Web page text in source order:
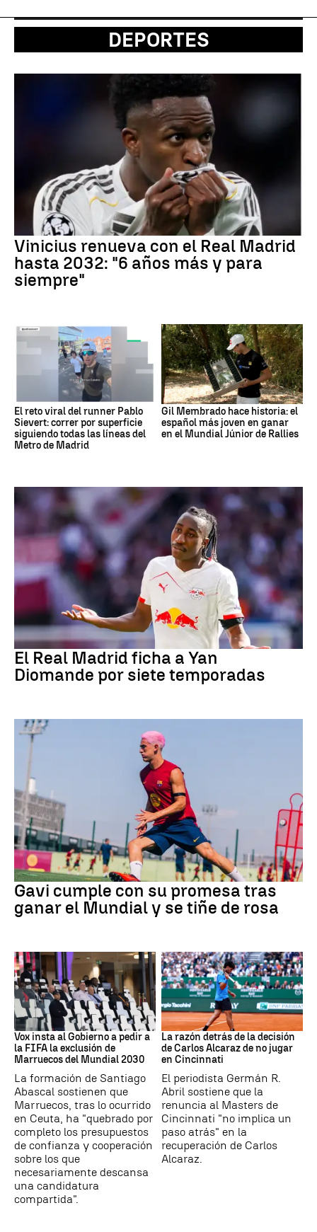
DEPORTES
Vinicius renueva con el Real Madrid
hasta 2032: "6 años más y para
siempre"
El reto viral del runner Pablo
Sievert: correr por superficie
siguiendo todas las líneas del
Metro de Madrid
Gil Membrado hace historia: el
español más joven en ganar
en el Mundial Júnior de Rallies
Fútbol
El Real Madrid ficha a Yan
Diomande por siete temporadas
Fútbol
Gavi cumple con su promesa tras
ganar el Mundial y se tiñe de rosa
Mundial 2030
Vox insta al Gobierno a pedir a
la FIFA la exclusión de
Marruecos del Mundial 2030
La formación de Santiago
Abascal sostienen que
Marruecos, tras lo ocurrido
en Ceuta, ha "quebrado por
completo los presupuestos
de confianza y cooperación
sobre los que
necesariamente descansa
una candidatura
compartida".
Tenis
La razón detrás de la decisión
de Carlos Alcaraz de no jugar
en Cincinnati
El periodista Germán R.
Abril sostiene que la
renuncia al Masters de
Cincinnati "no implica un
paso atrás" en la
recuperación de Carlos
Alcaraz.